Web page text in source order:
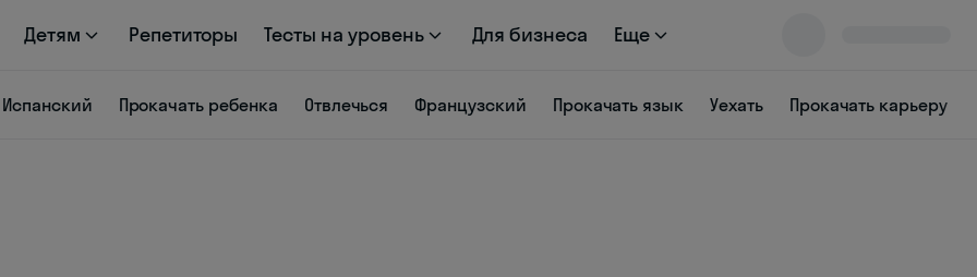
Детям Репетиторы Тесты на уровень Для бизнеса Еще
Испанский Прокачать ребенка Отвлечься Французский Прокачать язык Уехать Прокачать карьеру